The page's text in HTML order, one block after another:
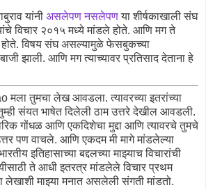
यांनी असलेपण नसलेपणया शीर्षकाखाली संघ
विचार २०१५ मध्ये मांडले होते. आणि मग ते
विषय संघ असल्यामुळे फेसबुकच्या
झाली. आणि मग त्याच्यावर प्रतिसाद देताना हे
तुमचा लेख आवडला. त्यावरच्या इतरांच्या
संयत भाषेत दिलेली ठाम उत्तरे देखील आवडली.
गोंधळ आणि एकदिशेचा मुद्दा आणि त्यावरचे तुमचे
पण वाचले. आणि एकदम मी मागे मांडलेल्या
इतिहासाच्या बद्दलच्या माझ्याच विचारांची
ते आधी इतरत्र मांडलेले विचार प्रथम
लेखाशी माझ्या मनात असलेली संगती मांडतो.